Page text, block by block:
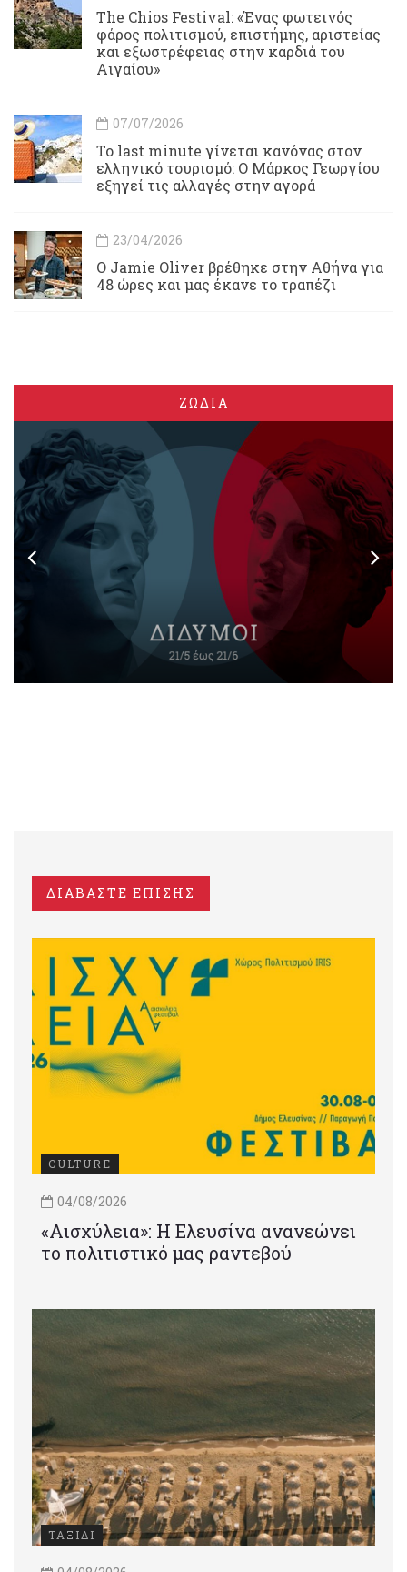
Τhe Chios Festival: «Ένας φωτεινός
φάρος πολιτισμού, επιστήμης, αριστείας
και εξωστρέφειας στην καρδιά του
Αιγαίου»
07/07/2026
Το last minute γίνεται κανόνας στον
ελληνικό τουρισμό: Ο Μάρκος Γεωργίου
εξηγεί τις αλλαγές στην αγορά
23/04/2026
Ο Jamie Oliver βρέθηκε στην Αθήνα για
48 ώρες και μας έκανε το τραπέζι
ΖΩΔΙΑ
ΔΙΑΒΑΣΤΕ ΕΠΙΣΗΣ
CULTURE
04/08/2026
«Αισχύλεια»: Η Ελευσίνα ανανεώνει
το πολιτιστικό μας ραντεβού
ΤΑΞΙΔΙ